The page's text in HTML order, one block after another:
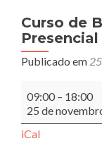
Curso de
Presencial
Publicado em
de
Busca
&
09:00 – 18:00
25 de
iCal